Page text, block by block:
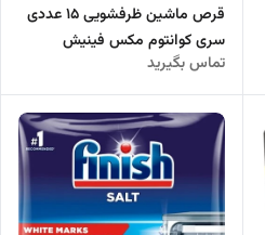
قرص ماشین ظرفشویی 15 عددی
سری کوانتوم مکس فینیش
تماس بگیرید